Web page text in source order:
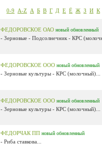
0-9 A-Z А Б В Г Д Е Ё Ж З И К
ФЕДОРОВСКОЕ ОАО новый обновленный
- Зерновые - Подсолнечник - КРС
ФЕДОРОВСКОЕ ООО новый обновленный
- Зерновые культуры - КРС (молочный)...
ФЕДОРОВСКОЕ ООО новый обновленный
- Зерновые культуры - КРС (молочный)...
ФЕДОРЧАК ПП новый обновленный
- Риба ставкова...